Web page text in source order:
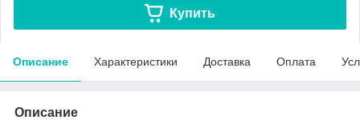
Купить
Описание Характеристики Доставка Оплата
Описание